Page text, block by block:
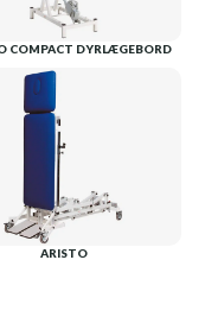
COMPACT DYRLÆGEBORD
ARISTO